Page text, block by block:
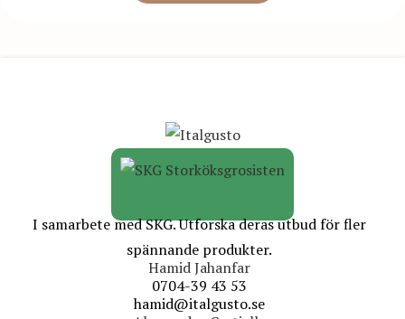
I samarbete med SKG. Utforska deras utbud för fler
spännande produkter.
Hamid Jahanfar
0704-39 43 53
hamid@italgusto.se